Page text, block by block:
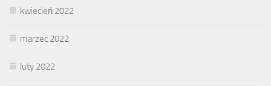
kwiecień 2022
marzec 2022
luty 2022